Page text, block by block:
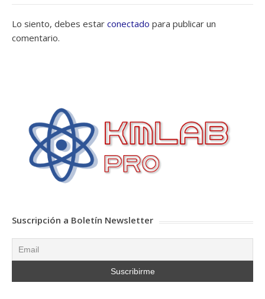
Lo siento, debes estar conectado para publicar un
comentario.
Suscripción a Boletín Newsletter